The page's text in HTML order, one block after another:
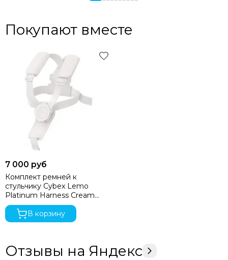
Покупают вместе
7 000 руб
Комплект ремней к
стульчику Cybex Lemo
Platinum Harness Cream
White
В корзину
Отзывы на Яндекс